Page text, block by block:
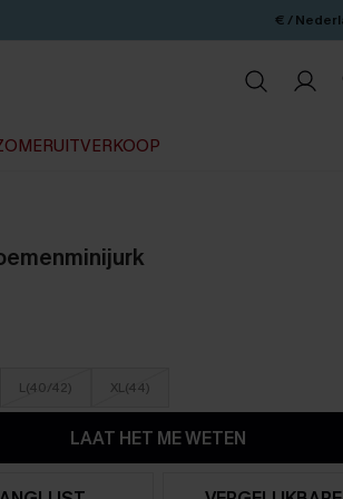
€ /
L(40/42) XL(44)
LAAT HET ME WETEN